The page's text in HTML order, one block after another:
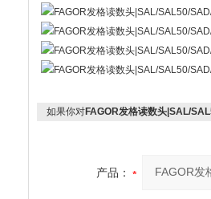
如果你对FAGOR发格读数头|SAL/
产品：